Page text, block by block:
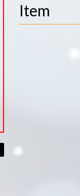
Item